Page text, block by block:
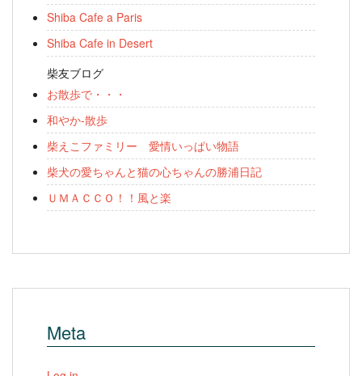
Shiba Cafe a Paris
Shiba Cafe in Desert
柴友ブログ
お散歩で・・・
和やか-散歩
柴えこファミリー 愛情いっぱい物語
柴犬の愛ちゃんと猫の心ちゃんの勝浦日記
ＵＭＡＣＣＯ！！風と楽
Meta